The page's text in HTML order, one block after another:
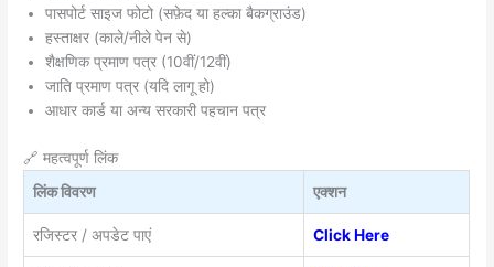
पासपोर्ट साइज फोटो (सफ़ेद या हल्का बैकग्राउंड)
हस्ताक्षर (काले/नीले पेन से)
शैक्षणिक प्रमाण पत्र (10वीं/12वीं)
जाति प्रमाण पत्र (यदि लागू हो)
आधार कार्ड या अन्य सरकारी पहचान पत्र
🔗 महत्वपूर्ण लिंक
लिंक विवरण
एक्शन
रजिस्टर / अपडेट पाएं Click Here